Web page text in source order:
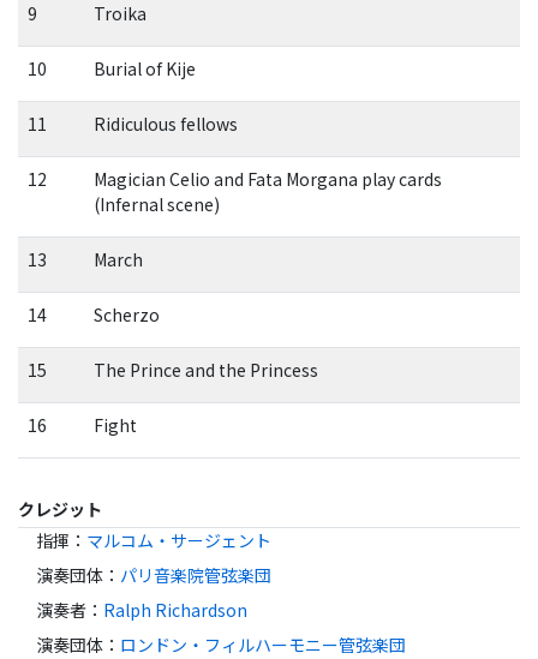
9 Troika
10 Burial of Kije
11 Ridiculous fellows
12
Magician Celio and Fata Morgana play cards
(Infernal scene)
13 March
14 Scherzo
15 The Prince and the Princess
16 Fight
クレジット
指揮 ： マルコム・サージェント
演奏団体 ： パリ音楽院管弦楽団
演奏者 ： Ralph Richardson
演奏団体 ： ロンドン・フィルハーモニー管弦楽団